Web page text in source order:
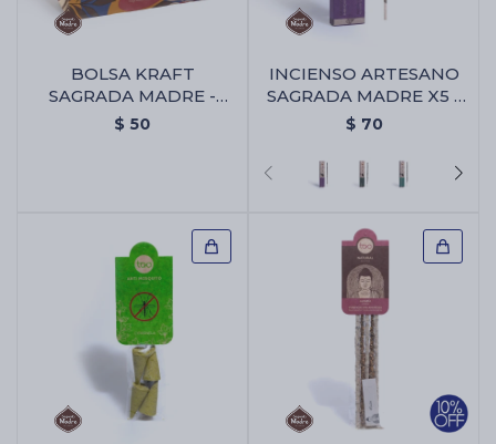
BOLSA KRAFT
SAGRADA MADRE -
Bolsa Kraft Sagrada
$ 50
INCIENSO ARTESANO
SAGRADA MADRE X5 -
Palo Santo/lavanda
$ 70